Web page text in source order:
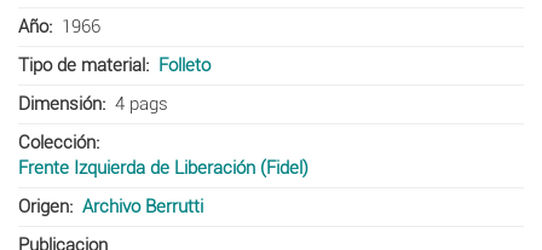
Año
1966
Tipo de material
Folleto
Dimensión
4 pags
Colección
Frente Izquierda de Liberación (Fidel)
Origen
Archivo Berrutti
Publicacion